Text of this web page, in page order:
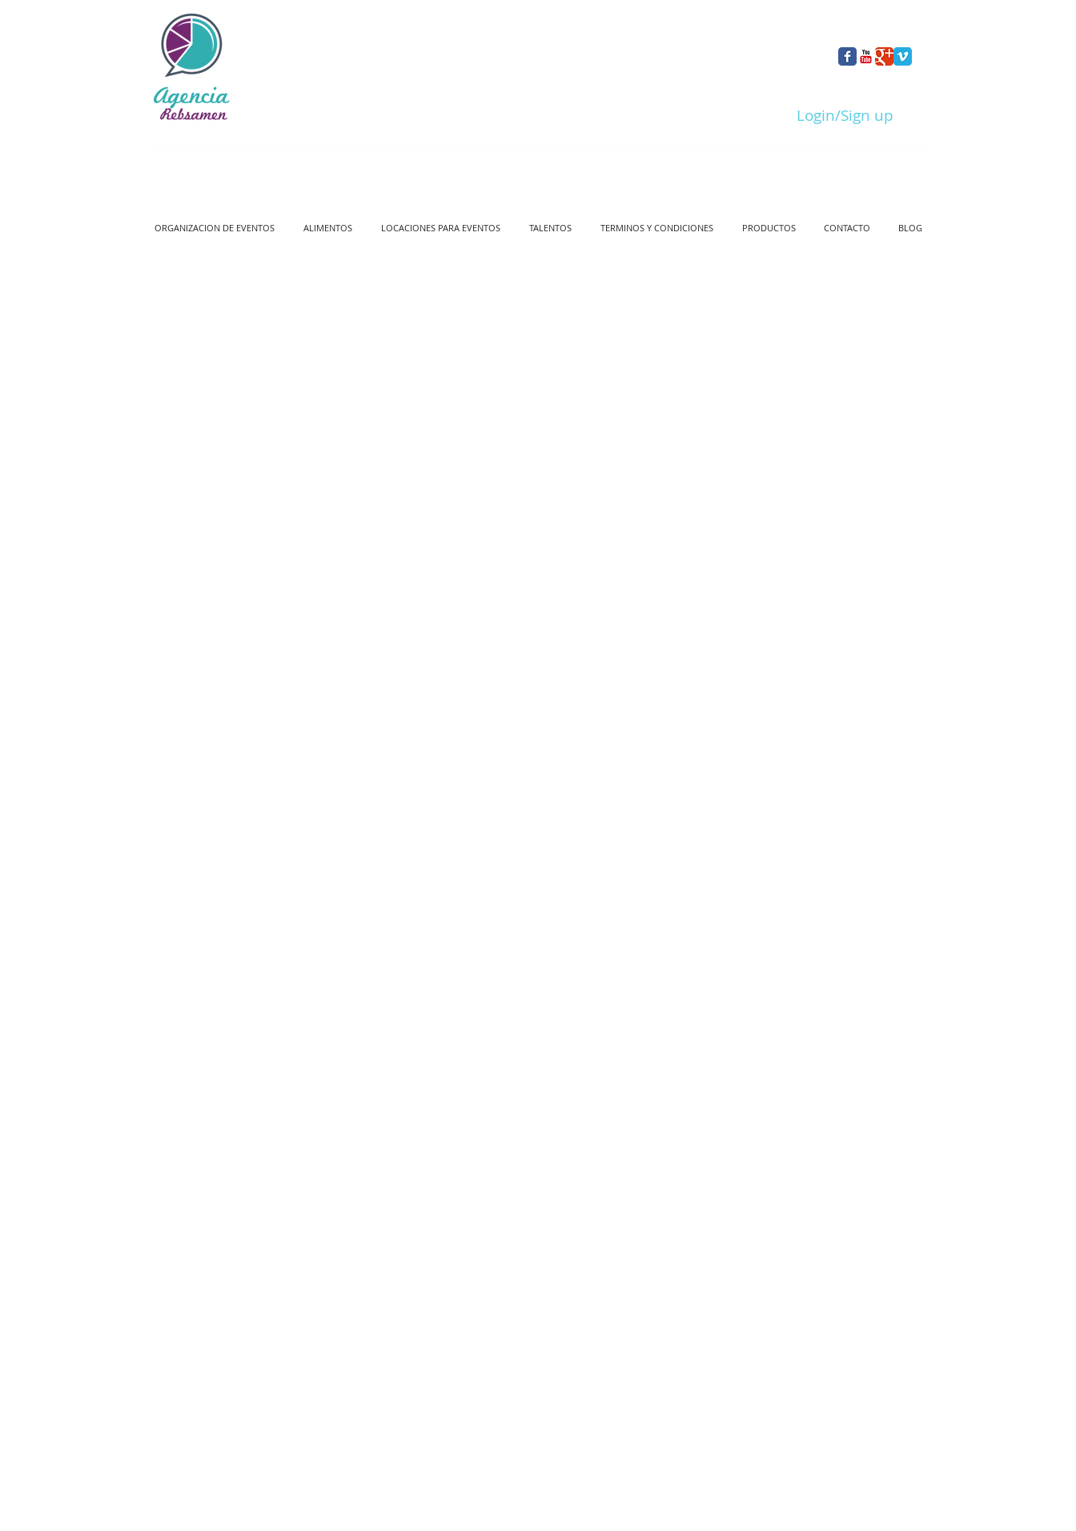
Login/Sign up
ORGANIZACION DE EVENTOS ALIMENTOS LOCACIONES PARA EVENTOS TALENTOS TERMINOS Y CONDICIONES PRODUCTOS CONTACTO BLOG